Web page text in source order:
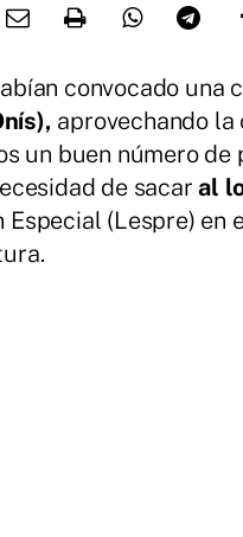
convocado una
aprovechando
un buen número de
de sacaral
(Lespre) en